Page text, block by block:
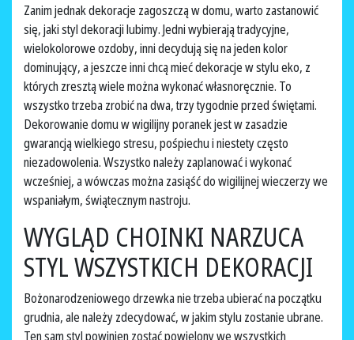
Zanim jednak dekoracje zagoszczą w domu, warto zastanowić
się, jaki styl dekoracji lubimy. Jedni wybierają tradycyjne,
wielokolorowe ozdoby, inni decydują się na jeden kolor
dominujący, a jeszcze inni chcą mieć dekoracje w stylu eko, z
których zresztą wiele można wykonać własnoręcznie. To
wszystko trzeba zrobić na dwa, trzy tygodnie przed świętami.
Dekorowanie domu w wigilijny poranek jest w zasadzie
gwarancją wielkiego stresu, pośpiechu i niestety często
niezadowolenia. Wszystko należy zaplanować i wykonać
wcześniej, a wówczas można zasiąść do wigilijnej wieczerzy we
wspaniałym, świątecznym nastroju.
WYGLĄD CHOINKI NARZUCA
STYL WSZYSTKICH DEKORACJI
Bożonarodzeniowego drzewka nie trzeba ubierać na początku
grudnia, ale należy zdecydować, w jakim stylu zostanie ubrane.
Ten sam styl powinien zostać powielony we wszystkich